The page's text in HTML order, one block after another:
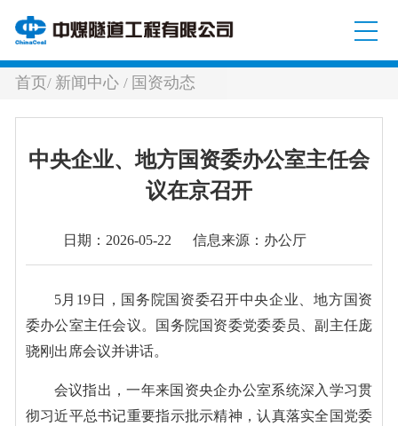
首页/ 新闻中心/ 国资动态
中央企业、地方国资委办公室主任会
议在京召开
日期：2026-05-22 信息来源：办公厅
5月19日，国务院国资委召开中央企业、地方国资
委办公室主任会议。国务院国资委党委委员、副主任庞
骁刚出席会议并讲话。
会议指出，一年来国资央企办公室系统深入学习贯
彻习近平总书记重要指示批示精神，认真落实全国党委